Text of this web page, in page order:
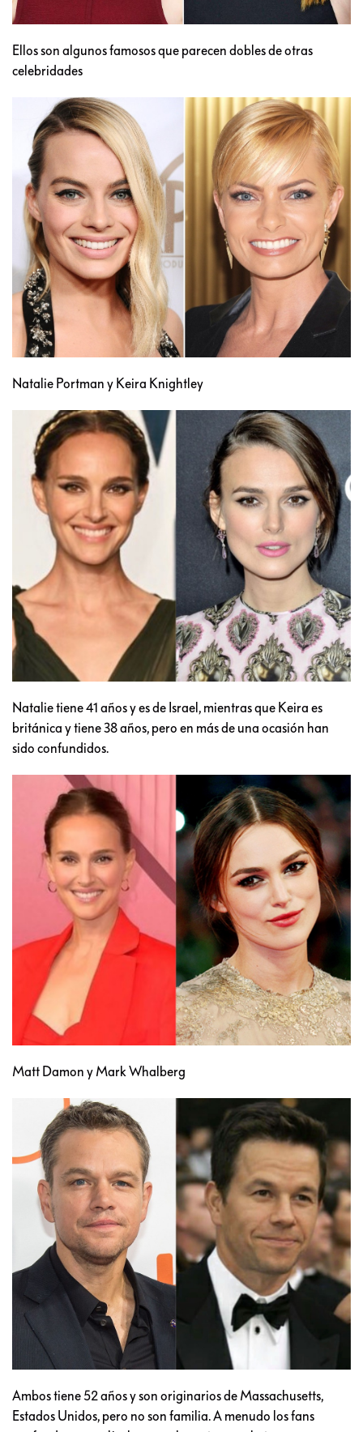
Ellos son algunos famosos que parecen dobles de otras
celebridades
Natalie Portman y Keira Knightley
Natalie tiene 41 años y es de Israel, mientras que Keira es
británica y tiene 38 años, pero en más de una ocasión han
sido confundidos.
Matt Damon y Mark Whalberg
Ambos tiene 52 años y son originarios de Massachusetts,
Estados Unidos, pero no son familia. A menudo los fans